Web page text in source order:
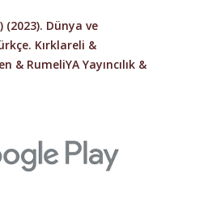
(2023). Dünya ve
Kırklareli &
& RumeliYA Yayıncılık &